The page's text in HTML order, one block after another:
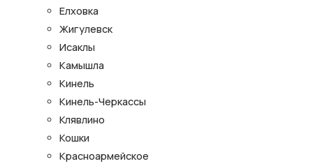
Елховка
Жигулевск
Исаклы
Камышла
Кинель
Кинель-Черкассы
Клявлино
Кошки
Красноармейское